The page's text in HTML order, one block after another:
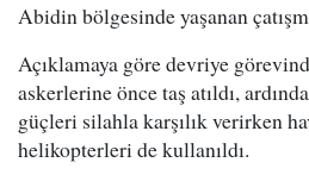
Abidin bölgesinde yaşanan
Açıklamaya göre devriye
askerlerine önce taş atıldı,
güçleri silahla karşılık verirken
helikopterleri de kullanıldı.